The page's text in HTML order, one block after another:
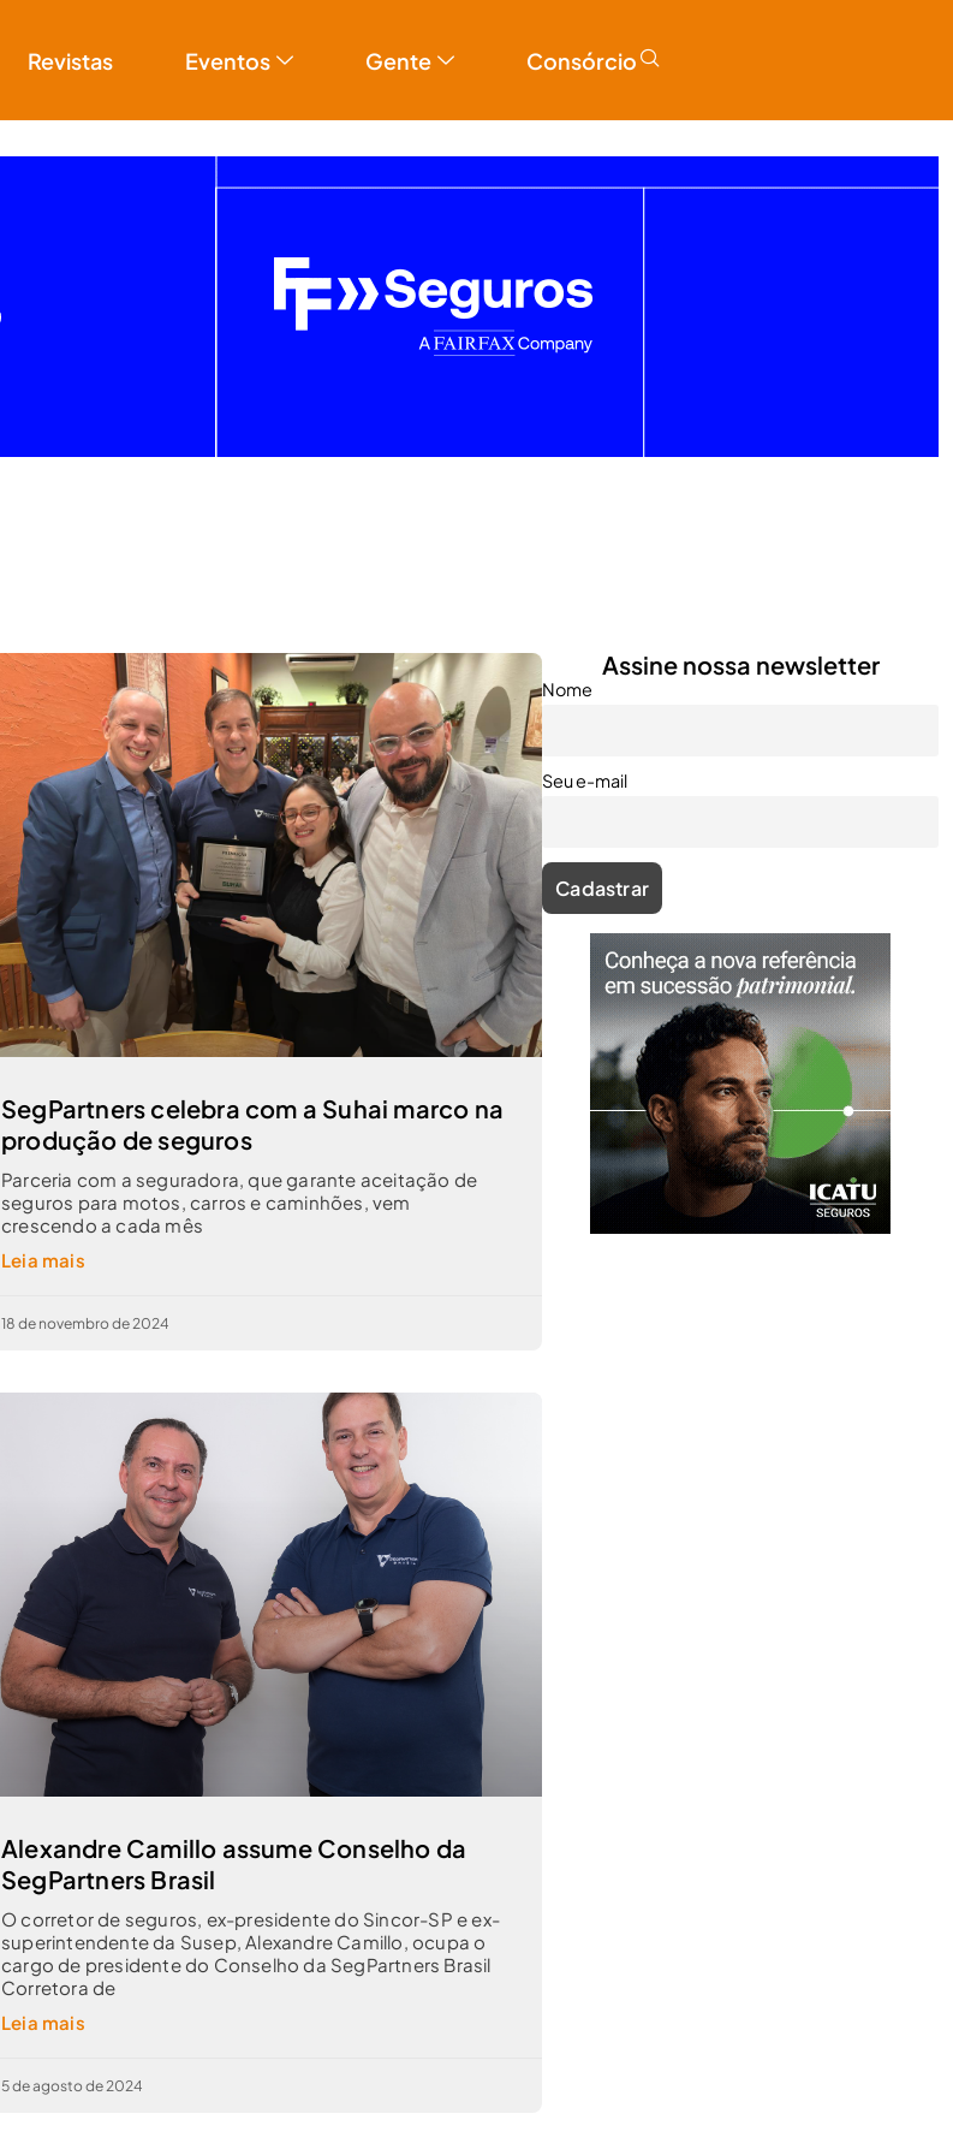
Revistas Eventos Gente Consórcio
SegPartners celebra com a Suhai marco na
produção de seguros
Parceria com a seguradora, que garante aceitação de
seguros para motos, carros e caminhões, vem
crescendo a cada mês
Leia mais
18 de novembro de 2024
Alexandre Camillo assume Conselho da
SegPartners Brasil
O corretor de seguros, ex-presidente do Sincor-SP e ex-
superintendente da Susep, Alexandre Camillo, ocupa o
cargo de presidente do Conselho da SegPartners Brasil
Corretora de
Leia mais
5 de agosto de 2024
Assine nossa newsletter
Nome
Seu e-mail